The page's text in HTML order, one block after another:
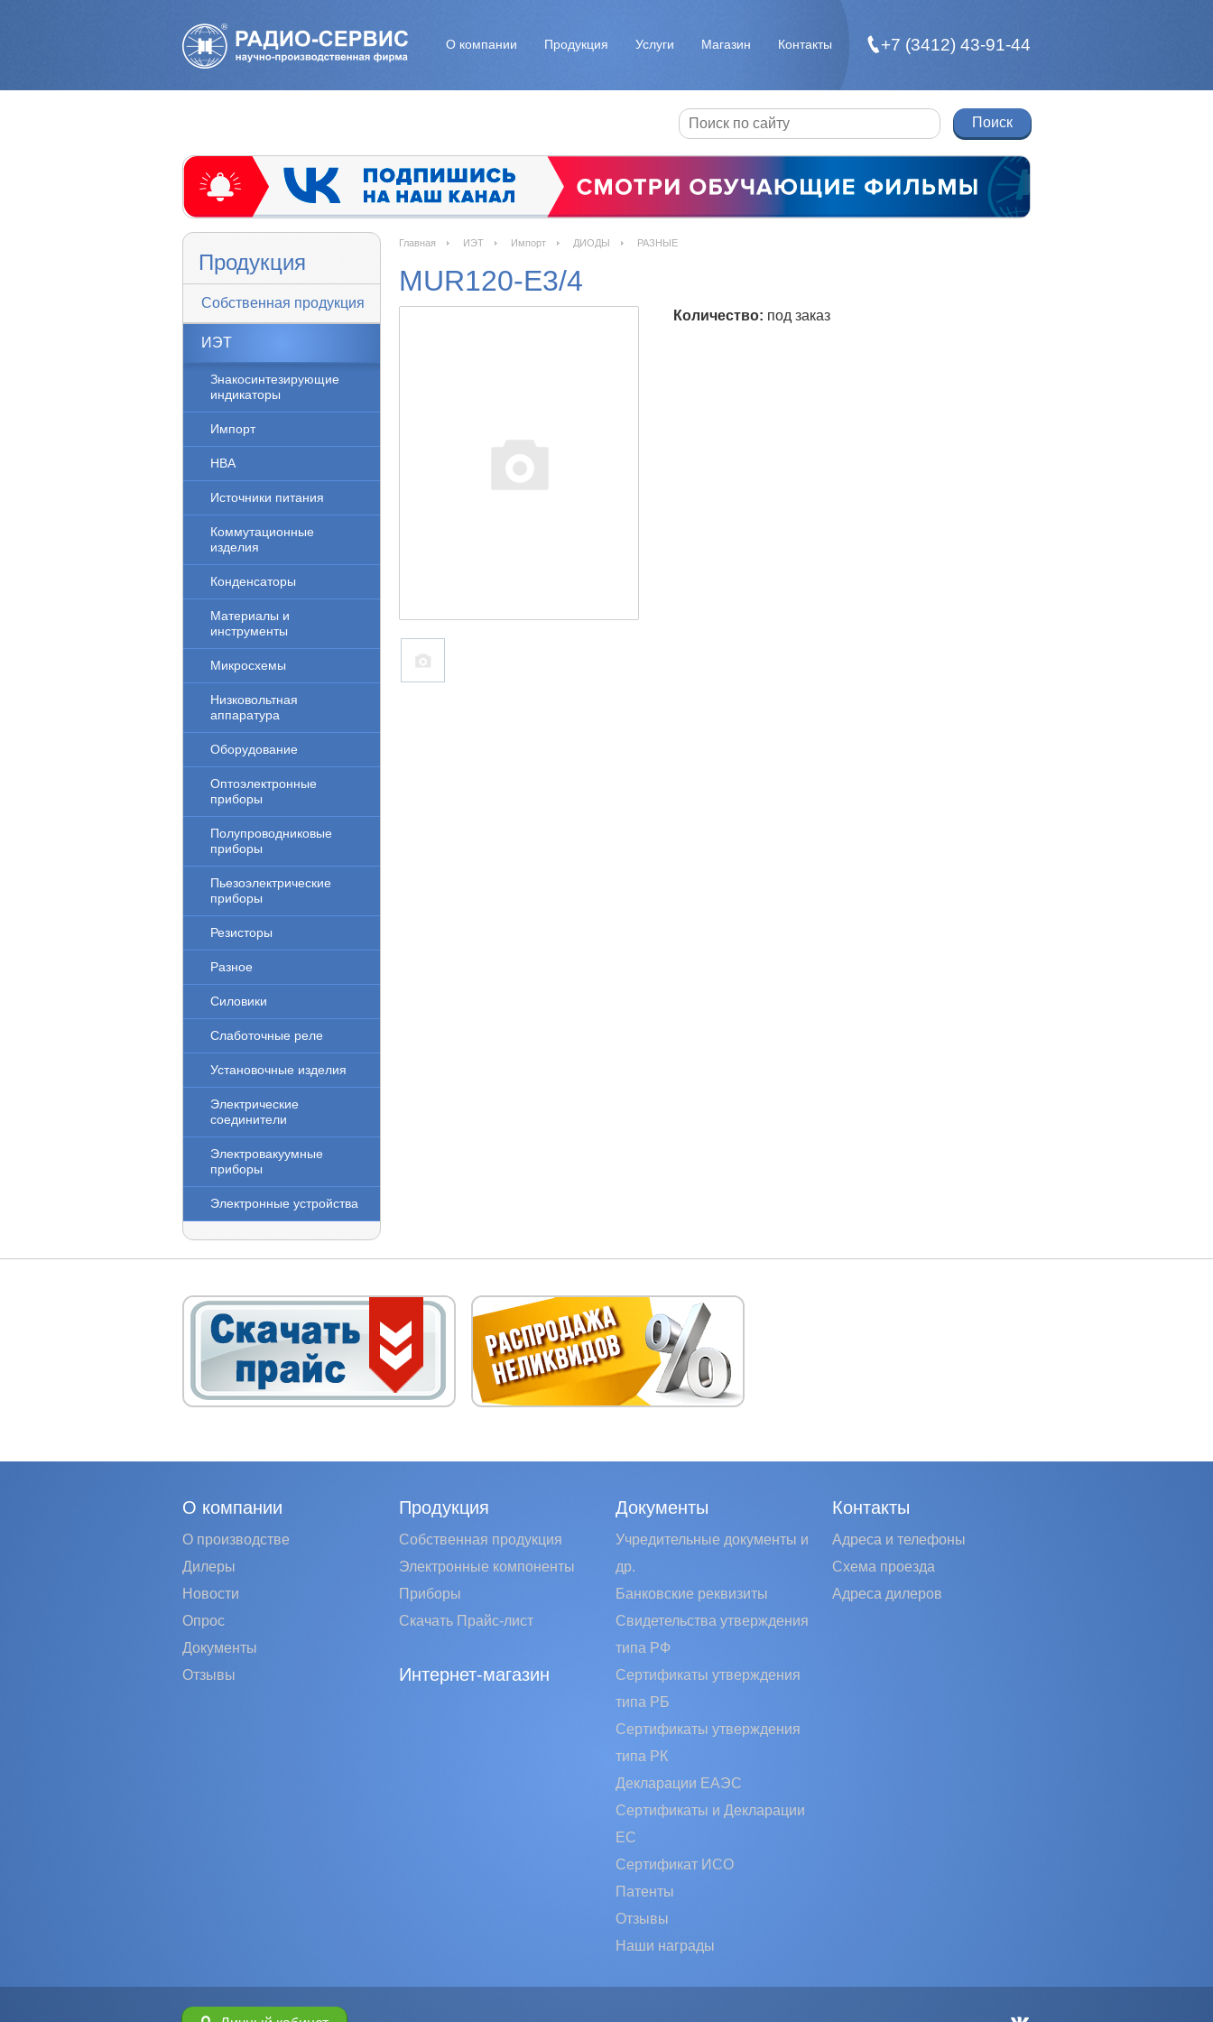
О компании Продукция Услуги Магазин Контакты +7 (3412) 43-91-44
Продукция
Собственная продукция
ИЭТ
Знакосинтезирующие
индикаторы
Импорт
НВА
Источники питания
Коммутационные
изделия
Конденсаторы
Материалы и
инструменты
Микросхемы
Низковольтная
аппаратура
Оборудование
Оптоэлектронные
приборы
Полупроводниковые
приборы
Пьезоэлектрические
приборы
Резисторы
Разное
Силовики
Слаботочные реле
Установочные изделия
Электрические
соединители
Электровакуумные
приборы
Электронные устройства
Главная ИЭТ Импорт ДИОДЫ РАЗНЫЕ
MUR120-E3/4
Количество: под заказ
О компании
О производстве
Дилеры
Новости
Опрос
Документы
Отзывы
Продукция
Собственная продукция
Электронные компоненты
Приборы
Скачать Прайс-лист
Интернет-магазин
Документы
Учредительные документы и
др.
Банковские реквизиты
Свидетельства утверждения
типа РФ
Сертификаты утверждения
типа РБ
Сертификаты утверждения
типа РК
Декларации ЕАЭС
Сертификаты и Декларации
EC
Сертификат ИСО
Патенты
Отзывы
Наши награды
Контакты
Адреса и телефоны
Схема проезда
Адреса дилеров